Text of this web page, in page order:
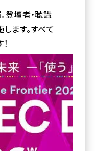
を
上高は前期比0.5%増の905
万円。営業利益率は
登壇者・聴講
ます。すべて